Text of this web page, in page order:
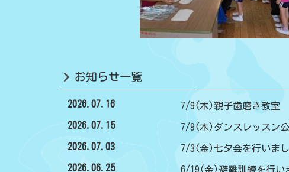
お知らせ一覧
2026.07.16 7/9(木)親子歯磨き教室
2026.07.15 7/9(木)ダンスレッスン
2026.07.03 7/3(金)七夕会を行いまし
2026.06.25 6/19(金)避難訓練を行い